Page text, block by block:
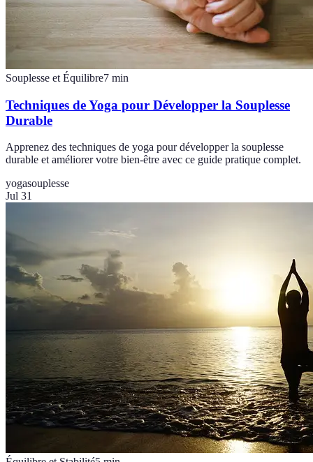
Souplesse et Équilibre7 min
Techniques de Yoga pour Développer la Souplesse
Durable
Apprenez des techniques de yoga pour développer la souplesse
durable et améliorer votre bien-être avec ce guide pratique complet.
yogasouplesse
Jul 31